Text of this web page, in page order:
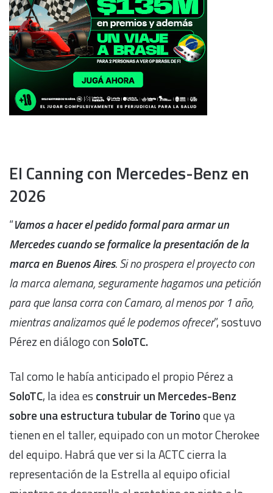
El Canning con Mercedes-Benz en
2026
“Vamos a hacer el pedido formal para armar un
Mercedes cuando se formalice la presentación de la
marca en Buenos Aires. Si no prospera el proyecto con
la marca alemana, seguramente hagamos una petición
para que Iansa corra con Camaro, al menos por 1 año,
mientras analizamos qué le podemos ofrecer”, sostuvo
Pérez en diálogo conSoloTC.
Tal como le había anticipado el propio Pérez a
SoloTC, la idea es construir un Mercedes-Benz
sobre una estructura tubular de Torinoque ya
tienen en el taller, equipado con un motor Cherokee
del equipo. Habrá que ver si la ACTC cierra la
representación de la Estrella al equipo oficial